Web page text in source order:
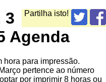
Partilha isto!
3
Agenda
hora para impressão.
pertence ao número
por imprimir 8 horas ou